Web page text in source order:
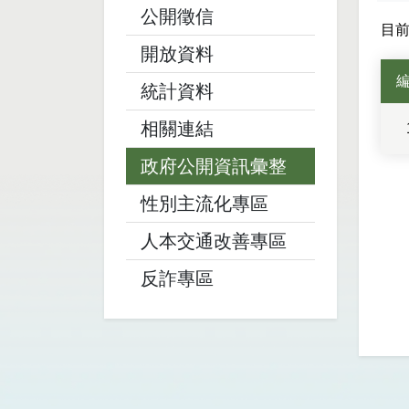
公開徵信
開放資料
統計資料
相關連結
政府公開資訊彙整
性別主流化專區
人本交通改善專區
反詐專區
目